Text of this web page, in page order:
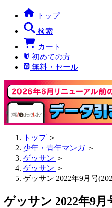
トップ
検索
カート
初めての方
無料・セール
トップ ＞
少年・青年マンガ ＞
ゲッサン ＞
ゲッサン ＞
ゲッサン 2022年9月号
ゲッサン 2022年9月